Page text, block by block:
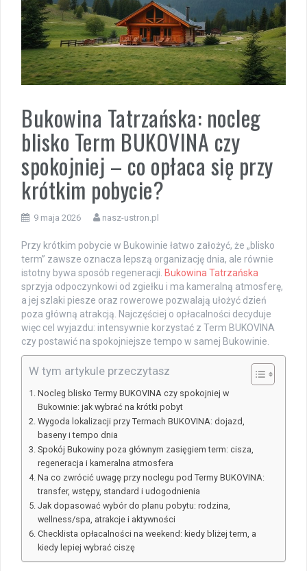
Bukowina Tatrzańska: nocleg
blisko Term BUKOVINA czy
spokojniej – co opłaca się przy
krótkim pobycie?
9 maja 2026 nasz-ustron.pl
Przy krótkim pobycie w Bukowinie łatwo założyć, że „blisko
term” zawsze oznacza lepszą organizację dnia, ale równie
istotny bywa sposób regeneracji. Bukowina Tatrzańska
sprzyja odpoczynkowi od zgiełku i ma kameralną atmosferę,
a jej szlaki piesze oraz rowerowe pozwalają ułożyć dzień
poza główną atrakcją. Najczęściej o opłacalności decyduje
więc cel wyjazdu: intensywnie korzystać z Term BUKOVINA
czy postawić na spokojniejsze tempo w samej Bukowinie.
W tym artykule przeczytasz
Nocleg blisko Termy BUKOVINA czy spokojniej w
Bukowinie: jak wybrać na krótki pobyt
Wygoda lokalizacji przy Termach BUKOVINA: dojazd,
baseny i tempo dnia
Spokój Bukowiny poza głównym zasięgiem term: cisza,
regeneracja i kameralna atmosfera
Na co zwrócić uwagę przy noclegu pod Termy BUKOVINA:
transfer, wstępy, standard i udogodnienia
Jak dopasować wybór do planu pobytu: rodzina,
wellness/spa, atrakcje i aktywności
Checklista opłacalności na weekend: kiedy bliżej term, a
kiedy lepiej wybrać ciszę